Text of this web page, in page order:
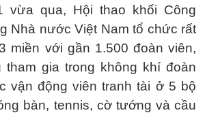
vừa qua, Hội thao khối Công
Nhà nước Việt Nam tổ chức rất
miền với gần 1.500 đoàn viên,
tham gia trong không khí đoàn
vận động viên tranh tài ở 5 bộ
bàn, tennis, cờ tướng và cầu